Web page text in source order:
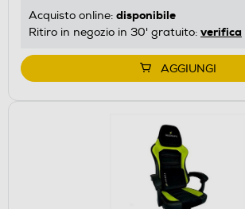
Acquisto online: disponibile
Ritiro in negozio in 30' gratuito: verifica
AGGIUNGI